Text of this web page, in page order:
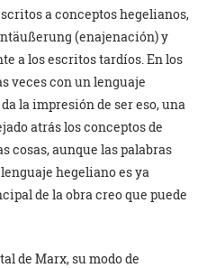
a conceptos hegelianos,
(enajenación) y
a los escritos tardíos. En los
veces con un lenguaje
la impresión de ser eso, una
atrás los conceptos de
cosas, aunque las palabras
hegeliano es ya
de la obra creo que puede
de Marx, su modo de